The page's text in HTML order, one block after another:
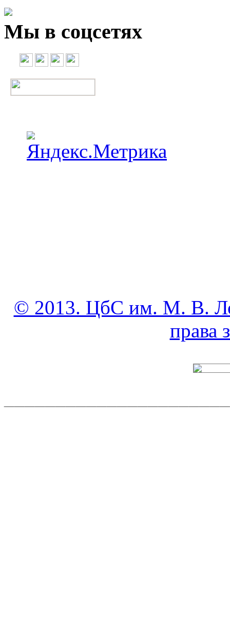
Мы в соцсетях
© 2013. ЦбС им. М. В.
права